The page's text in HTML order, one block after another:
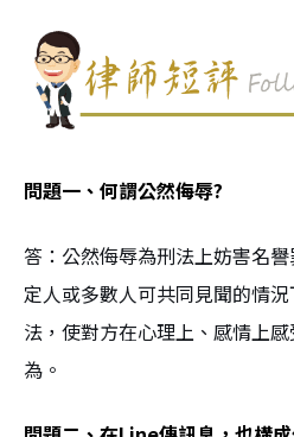
問題一、何謂公然侮辱?
答：公然侮辱為刑法上妨害名
定人或多數人可共同見聞的情
法，使對方在心理上、感情上
為。